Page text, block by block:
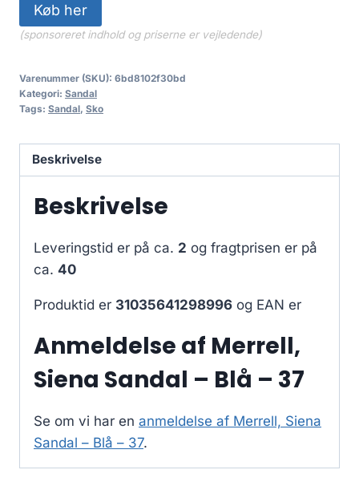
Køb her
(sponsoreret indhold og priserne er vejledende)
Varenummer (SKU): 6bd8102f30bd
Kategori: Sandal
Tags: Sandal, Sko
Beskrivelse
Beskrivelse
Leveringstid er på ca. 2 og fragtprisen er på
ca. 40
Produktid er 31035641298996 og EAN er
Anmeldelse af Merrell,
Siena Sandal – Blå – 37
Se om vi har en anmeldelse af Merrell, Siena
Sandal – Blå – 37.